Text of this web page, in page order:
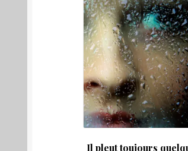
Il pleut toujours